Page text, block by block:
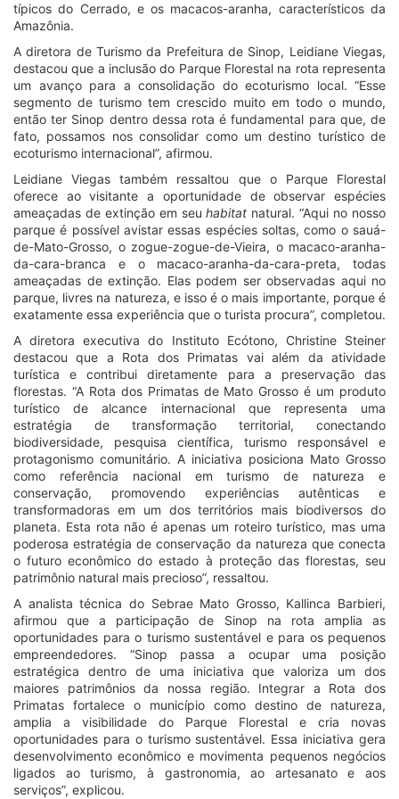
típicos do Cerrado, e os macacos-aranha, característicos da
Amazônia.
A diretora de Turismo da Prefeitura de Sinop, Leidiane Viegas,
destacou que a inclusão do Parque Florestal na rota representa
um avanço para a consolidação do ecoturismo local. “Esse
segmento de turismo tem crescido muito em todo o mundo,
então ter Sinop dentro dessa rota é fundamental para que, de
fato, possamos nos consolidar como um destino turístico de
ecoturismo internacional”, afirmou.
Leidiane Viegas também ressaltou que o Parque Florestal
oferece ao visitante a oportunidade de observar espécies
ameaçadas de extinção em seuhabitat natural. “Aqui no nosso
parque é possível avistar essas espécies soltas, como o sauá-
de-Mato-Grosso, o zogue-zogue-de-Vieira, o macaco-aranha-
da-cara-branca e o macaco-aranha-da-cara-preta, todas
ameaçadas de extinção. Elas podem ser observadas aqui no
parque, livres na natureza, e isso é o mais importante, porque é
exatamente essa experiência que o turista procura”, completou.
A diretora executiva do Instituto Ecótono, Christine Steiner
destacou que a Rota dos Primatas vai além da atividade
turística e contribui diretamente para a preservação das
florestas. “A Rota dos Primatas de Mato Grosso é um produto
turístico de alcance internacional que representa uma
estratégia de transformação territorial, conectando
biodiversidade, pesquisa científica, turismo responsável e
protagonismo comunitário. A iniciativa posiciona Mato Grosso
como referência nacional em turismo de natureza e
conservação, promovendo experiências autênticas e
transformadoras em um dos territórios mais biodiversos do
planeta. Esta rota não é apenas um roteiro turístico, mas uma
poderosa estratégia de conservação da natureza que conecta
o futuro econômico do estado à proteção das florestas, seu
patrimônio natural mais precioso”, ressaltou.
A analista técnica do Sebrae Mato Grosso, Kallinca Barbieri,
afirmou que a participação de Sinop na rota amplia as
oportunidades para o turismo sustentável e para os pequenos
empreendedores. “Sinop passa a ocupar uma posição
estratégica dentro de uma iniciativa que valoriza um dos
maiores patrimônios da nossa região. Integrar a Rota dos
Primatas fortalece o município como destino de natureza,
amplia a visibilidade do Parque Florestal e cria novas
oportunidades para o turismo sustentável. Essa iniciativa gera
desenvolvimento econômico e movimenta pequenos negócios
ligados ao turismo, à gastronomia, ao artesanato e aos
serviços”, explicou.